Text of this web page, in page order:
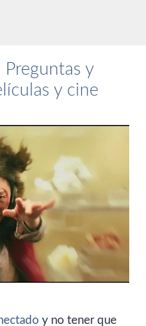
y
y cine
y no tener que